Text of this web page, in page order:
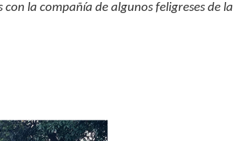
la compañía de algunos feligreses de la